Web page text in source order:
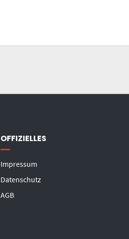
OFFIZIELLES
Impressum
Datenschutz
AGB